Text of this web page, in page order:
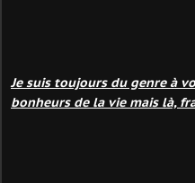
Je suis toujours du genre à
bonheurs de la vie mais là,